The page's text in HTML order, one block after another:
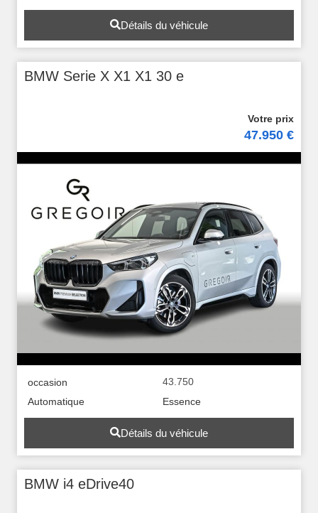
Détails du véhicule
BMW Serie X X1 X1 30 e
47.950 €
occasion
43.750
Automatique
Essence
Détails du véhicule
BMW i4 eDrive40